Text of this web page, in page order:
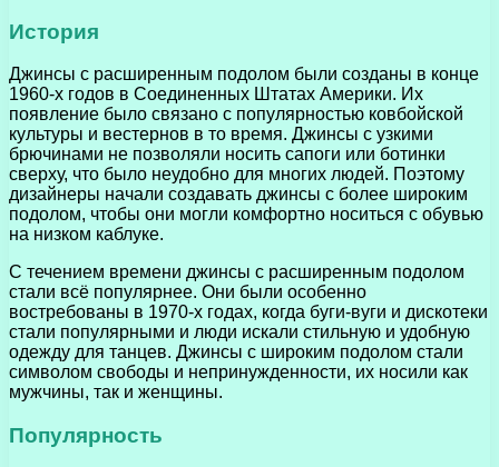
История
Джинсы с расширенным подолом были созданы в конце
1960-х годов в Соединенных Штатах Америки. Их
появление было связано с популярностью ковбойской
культуры и вестернов в то время. Джинсы с узкими
брючинами не позволяли носить сапоги или ботинки
сверху, что было неудобно для многих людей. Поэтому
дизайнеры начали создавать джинсы с более широким
подолом, чтобы они могли комфортно носиться с обувью
на низком каблуке.
С течением времени джинсы с расширенным подолом
стали всё популярнее. Они были особенно
востребованы в 1970-х годах, когда буги-вуги и дискотеки
стали популярными и люди искали стильную и удобную
одежду для танцев. Джинсы с широким подолом стали
символом свободы и непринужденности, их носили как
мужчины, так и женщины.
Популярность